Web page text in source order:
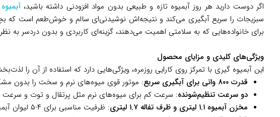
اگر دوست دارید هر روز آبمیوه تازه و طبیعی بدون مواد افزودنی داشته باشید،
سبزیجات را سریع آبگیری می‌کند و نتیجه‌اش نوشیدنی‌ای سالم و خوش‌طعم است
برای خانواده‌هایی که به سلامتی اهمیت می‌دهند، گزینه‌ای کاربردی و بدون دردسر به
ویژگی‌های کلیدی و مزایای محصول
این آبمیوه گیری با تمرکز روی کارایی روزمره، ویژگی‌هایی دارد که استفاده از آن را
قدرت ۸۰۰ واتی برای آبگیری سریع
: موتور قوی میوه‌های نرم و سخت را بدون
دو سرعت تنظیم‌شونده: سرعت کم برای میوه‌های نرم مثل پرتقال و توت و سرعت
مخزن آبمیوه ۱.۱ لیتری و ظرف تفاله ۱.۷ لیتری
: ظرفیت مناسبی برای ۴-۵ لیوان آبمیوه دارد؛ بدون نیاز به خالی کردن مداوم، می‌توانید برای کل خانواده آبمیوه بگیرید و تفاله را بعداً دور بریزید.